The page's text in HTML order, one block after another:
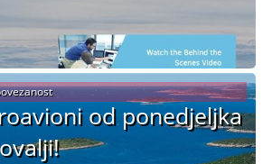
od ponedjeljka